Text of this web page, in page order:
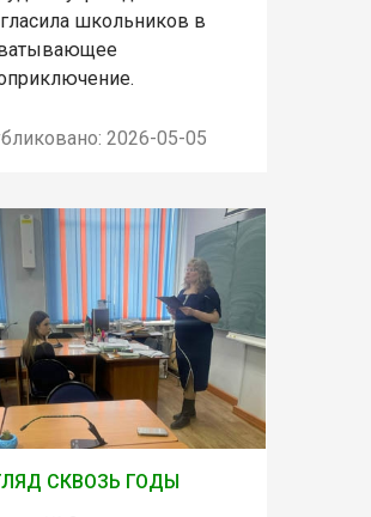
школьников в
2026-05-05
СКВОЗЬ ГОДЫ